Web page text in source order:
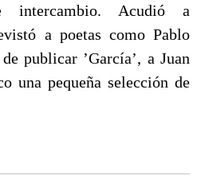
intercambio. Acudió a
a poetas como Pablo
publicar ’García’, a Juan
una pequeña selección de